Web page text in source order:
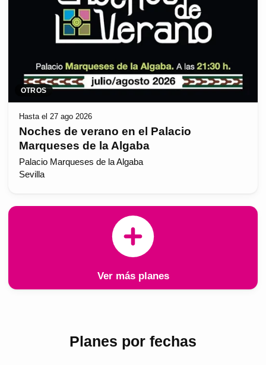
OTROS
Hasta el 27 ago 2026
Noches de verano en el Palacio
Marqueses de la Algaba
Palacio Marqueses de la Algaba
Sevilla
Ver más planes
Planes por fechas